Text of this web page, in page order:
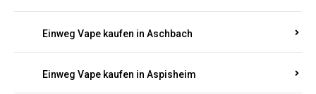
Einweg Vape kaufen in Aschbach
Einweg Vape kaufen in Aspisheim